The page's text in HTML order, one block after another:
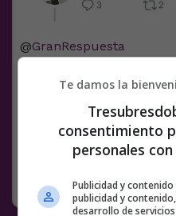
@GranRespuesta
Facebook
Twitter
NETFLIX
Te damos la
consentimiento
personales
Publicidad y
publicidad y
desarrollo de servicios